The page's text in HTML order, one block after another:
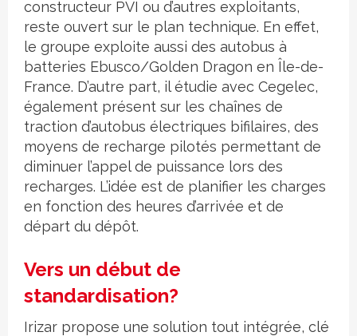
constructeur PVI ou d’autres exploitants,
reste ouvert sur le plan technique. En effet,
le groupe exploite aussi des autobus à
batteries Ebusco/Golden Dragon en Île-de-
France. D’autre part, il étudie avec Cegelec,
également présent sur les chaînes de
traction d’autobus électriques bifilaires, des
moyens de recharge pilotés permettant de
diminuer l’appel de puissance lors des
recharges. L’idée est de planifier les charges
en fonction des heures d’arrivée et de
départ du dépôt.
Vers un début de
standardisation?
Irizar propose une solution tout intégrée, clé